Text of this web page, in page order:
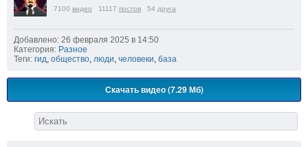
7100 видео 11117 постов 54 друга
Добавлено: 26 февраля 2025 в 14:50
Категория: Разное
Теги: гид, общество, люди, человеки, база
Скачать видео (7.29 Мб)